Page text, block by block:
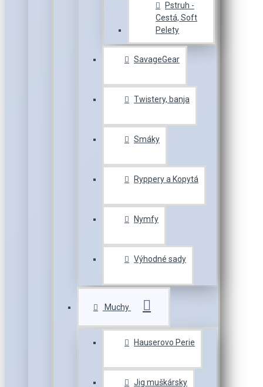
Pstruh -
Cestá, Soft
Pelety
SavageGear
Twistery, banja
Smáky
Ryppery a Kopytá
Nymfy
Výhodné sady
Muchy
Hauserovo Perie
Jig muškársky